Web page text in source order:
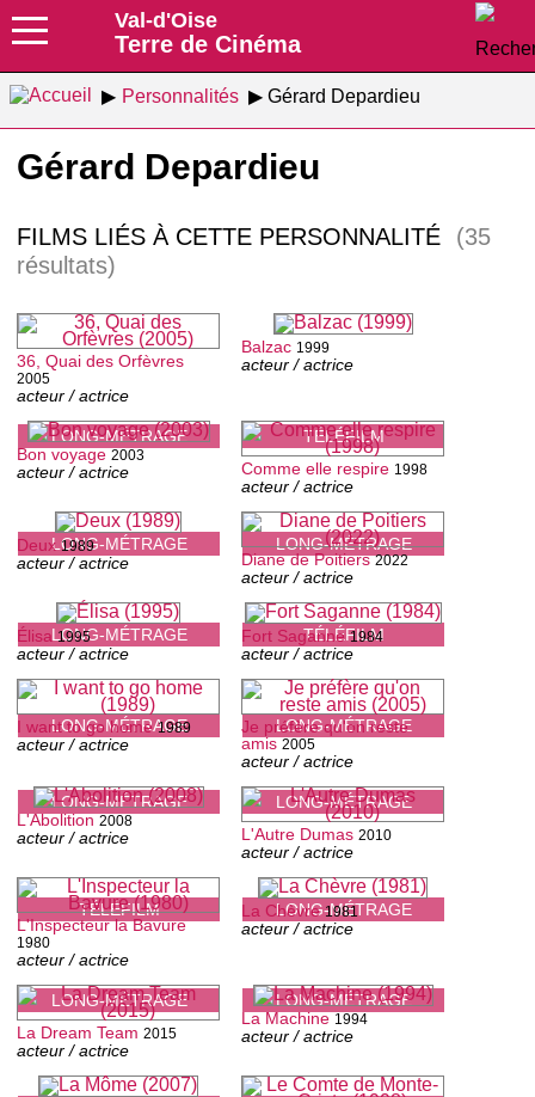
Val-d'Oise
Terre de Cinéma
Personnalités Gérard Depardieu
Gérard Depardieu
FILMS LIÉS À CETTE PERSONNALITÉ
(35
résultats)
LONG-MÉTRAGE
36, Quai des Orfèvres
2005
acteur / actrice
TÉLÉFILM
Balzac 1999
acteur / actrice
LONG-MÉTRAGE
Bon voyage 2003
acteur / actrice
LONG-MÉTRAGE
Comme elle respire 1998
acteur / actrice
LONG-MÉTRAGE
Deux 1989
acteur / actrice
TÉLÉFILM
Diane de Poitiers 2022
acteur / actrice
LONG-MÉTRAGE
Élisa 1995
acteur / actrice
LONG-MÉTRAGE
Fort Saganne 1984
acteur / actrice
LONG-MÉTRAGE
I want to go home 1989
acteur / actrice
LONG-MÉTRAGE
Je préfère qu'on reste
amis 2005
acteur / actrice
TÉLÉFILM
L'Abolition 2008
acteur / actrice
LONG-MÉTRAGE
L'Autre Dumas 2010
acteur / actrice
LONG-MÉTRAGE
L'Inspecteur la Bavure
1980
acteur / actrice
LONG-MÉTRAGE
La Chèvre 1981
acteur / actrice
La Dream Team 2015
acteur / actrice
La Machine 1994
acteur / actrice